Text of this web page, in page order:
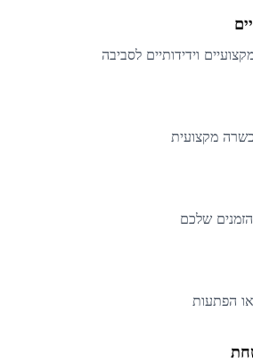
וידידותיים לסביבה
מקצועית
שלכם
הפתעות